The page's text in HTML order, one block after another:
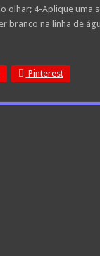
olhar; 4-Aplique uma
branco na linha de
Pinterest